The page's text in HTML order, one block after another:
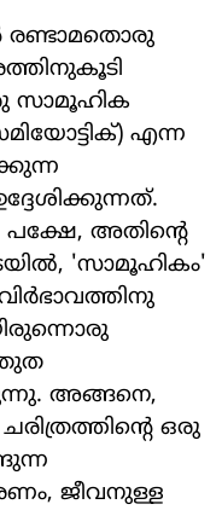
രണ്ടാമതൊരു
സാമൂഹിക
എന്ന
പക്ഷേ, അതിന്റെ
'സാമൂഹികം'
അങ്ങനെ,
ഒരു
ജീവനുള്ള